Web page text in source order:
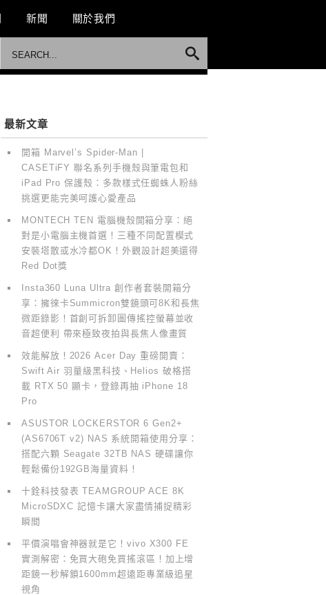
新聞 關於我們
最新文章
開箱 Marvel’s Spider-Man |
CASETiFY 聯名系列手機殼與筆電包和
iPad Pro 保護殼：多款樣式任蜘蛛人粉絲
挑選更能完美呵護心愛產品
MONTECH TEN 電腦機殼開箱分享：絕
對是小電腦主機首選！三種不同配置模式
安裝塔散或水冷都OK！外觀設計超美還得
Red Dot獎
Insta360 Luna Ultra 創作者套裝開箱分
享：擁徠卡Summicron雙鏡頭可8K和長焦
微距錄影！首創可拆卸圖傳搖控螢幕並收
音超便利 帶來極致夜拍與長焦人像畫質
效能解放！2026 Acer Day 重磅開賣：
Swift Air 羽量級黑科技、Helios 破格搭
載 RTX 50 顯卡，登錄再抽 iPhone 18
Pro
ASUSTOR LOCKERSTOR 6 Gen2+
(AS6706T v2) NAS 系統開箱使用分享：
搭配六顆 Seagate 32TB NAS 硬碟讓你
輕鬆備份192GB海量資料！
十銓科技發表 TEAMGROUP ACE 8K
MicroSDXC 記憶卡讓大家盡情捕捉精彩
瞬間
平價演唱會神器就是它！vivo X300 FE
實測解密：免買大砲免買搖滾區！加上增
距鏡一秒解鎖1600mm超遠距專業級追星
視角